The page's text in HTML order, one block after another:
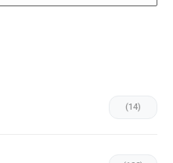
(14)